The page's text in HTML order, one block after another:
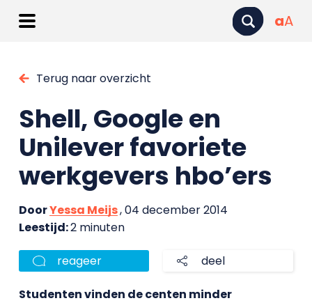
aA
Terug naar overzicht
Shell, Google en
Unilever favoriete
werkgevers hbo’ers
DoorYessa Meijs, 04 december 2014
Leestijd:2 minuten
reageer deel
Studenten vinden de centen minder